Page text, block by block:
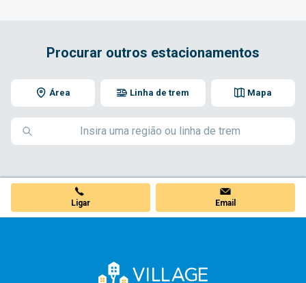
Procurar outros estacionamentos
Área Mapa
Linha de trem
Ligar Email